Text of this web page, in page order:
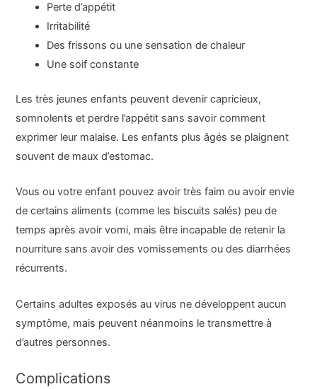
Perte d’appétit
Irritabilité
Des frissons ou une sensation de chaleur
Une soif constante
Les très jeunes enfants peuvent devenir capricieux,
somnolents et perdre l’appétit sans savoir comment
exprimer leur malaise. Les enfants plus âgés se plaignent
souvent de maux d’estomac.
Vous ou votre enfant pouvez avoir très faim ou avoir envie
de certains aliments (comme les biscuits salés) peu de
temps après avoir vomi, mais être incapable de retenir la
nourriture sans avoir des vomissements ou des diarrhées
récurrents.
Certains adultes exposés au virus ne développent aucun
symptôme, mais peuvent néanmoins le transmettre à
d’autres personnes.
Complications